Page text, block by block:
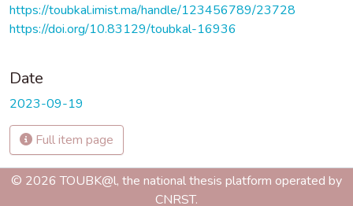
https://toubkal.imist.ma/handle/123456789/23728
https://doi.org/10.83129/toubkal-16936
Date
2023-09-19
Full item page
© 2026 TOUBK@l, the national thesis platform operated by
CNRST.